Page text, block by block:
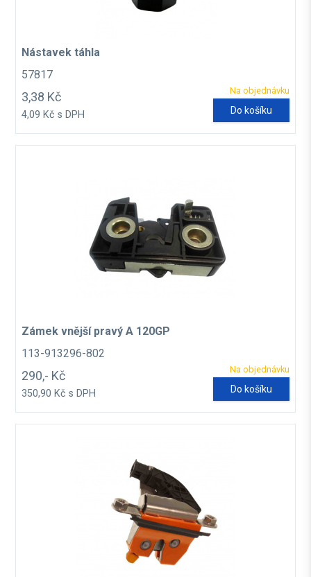
Nástavek táhla
57817
Na objednávku
3,38 Kč
4,09 Kč s DPH Do košíku
Zámek vnější pravý A 120GP
113-913296-802
Na objednávku
290,- Kč
350,90 Kč s DPH Do košíku